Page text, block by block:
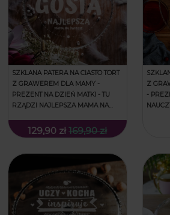
SZKLANA PATERA NA CIASTO TORT
Z GRAWEREM DLA MAMY -
PREZENT NA DZIEŃ MATKI - TU
RZĄDZI NAJLEPSZA MAMA NA
129,90 zł 169,90 zł
Z
-